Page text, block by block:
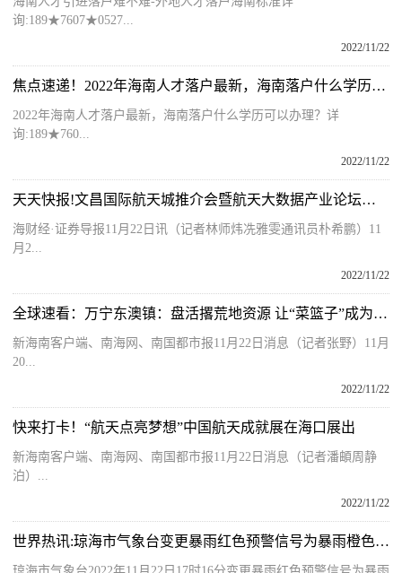
询:189★7607★0527...
2022/11/22
焦点速递！2022年海南人才落户最新，海南落户什么学历可以办理？
2022年海南人才落户最新，海南落户什么学历可以办理？详
询:189★760...
2022/11/22
天天快报!文昌国际航天城推介会暨航天大数据产业论坛在海口举行
海财经·证券导报11月22日讯（记者林师炜冼雅雯通讯员朴希鹏）11
月2...
2022/11/22
全球速看：万宁东澳镇：盘活撂荒地资源 让“菜篮子”成为群众增收致富的“金饭碗”
新海南客户端、南海网、南国都市报11月22日消息（记者张野）11月
20...
2022/11/22
快来打卡！“航天点亮梦想”中国航天成就展在海口展出
新海南客户端、南海网、南国都市报11月22日消息（记者潘頔周静
泊）...
2022/11/22
世界热讯:琼海市气象台变更暴雨红色预警信号为暴雨橙色预警信号